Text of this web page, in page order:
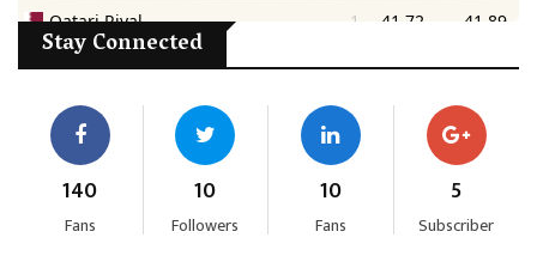
Stay Connected
140
Fans
10
Followers
10
Fans
5
Subscriber